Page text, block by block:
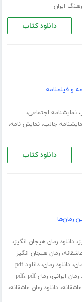
ایران
دانلود کتاب
و فیلمنامه
،نمایشنامه اجتماعی،
جالب،نمایش نامه،
دانلود کتاب
رمان‌ها
،دانلود رمان هیجان انگیز،
،رمان هیجان انگیز
،دانلود رمان،
دانلود pdf
رمان ایرانی،رمان pdf ، pdf
،دانلود رمان عاشقانه،